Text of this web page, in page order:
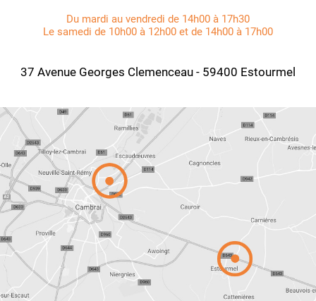
Du mardi au vendredi de 14h00 à 17h30
Le samedi de 10h00 à 12h00 et de 14h00 à 17h00
37 Avenue Georges Clemenceau - 59400 Estourmel